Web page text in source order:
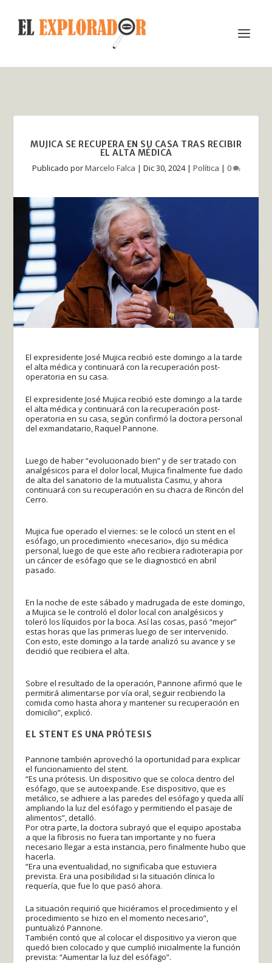
MUJICA SE RECUPERA EN SU CASA TRAS RECIBIR
EL ALTA MÉDICA
Publicado porMarcelo Falca | Dic 30, 2024| Política | 0
El expresidente José Mujica recibió este domingo a la tarde
el alta médica y continuará con la recuperación post-
operatoria en su casa.
El expresidente José Mujica recibió este domingo a la tarde
el alta médica y continuará con la recuperación post-
operatoria en su casa, según confirmó la doctora personal
del exmandatario, Raquel Pannone.
Luego de haber “evolucionado bien” y de ser tratado con
analgésicos para el dolor local, Mujica finalmente fue dado
de alta del sanatorio de la mutualista Casmu, y ahora
continuará con su recuperación en su chacra de Rincón del
Cerro.
Mujica fue operado el viernes: se le colocó un stent en el
esófago, un procedimiento «necesario», dijo su médica
personal, luego de que este año recibiera radioterapia por
un cáncer de esófago que se le diagnosticó en abril
pasado.
En la noche de este sábado y madrugada de este domingo,
a Mujica se le controló el dolor local con analgésicos y
toleró los líquidos por la boca. Así las cosas, pasó “mejor”
estas horas que las primeras luego de ser intervenido.
Con esto, este domingo a la tarde analizó su avance y se
decidió que recibiera el alta.
Sobre el resultado de la operación, Pannone afirmó que le
permitirá alimentarse por vía oral, seguir recibiendo la
comida como hasta ahora y mantener su recuperación en
domicilio”, explicó.
EL STENT ES UNA PRÓTESIS
Pannone también aprovechó la oportunidad para explicar
el funcionamiento del stent.
“Es una prótesis. Un dispositivo que se coloca dentro del
esófago, que se autoexpande. Ese dispositivo, que es
metálico, se adhiere a las paredes del esófago y queda allí
ampliando la luz del esófago y permitiendo el pasaje de
alimentos”, detalló.
Por otra parte, la doctora subrayó que el equipo apostaba
a que la fibrosis no fuera tan importante y no fuera
necesario llegar a esta instancia, pero finalmente hubo que
hacerla.
“Era una eventualidad, no significaba que estuviera
prevista. Era una posibilidad si la situación clínica lo
requería, que fue lo que pasó ahora.
La situación requirió que hiciéramos el procedimiento y el
procedimiento se hizo en el momento necesario”,
puntualizó Pannone.
También contó que al colocar el dispositivo ya vieron que
quedó bien colocado y que cumplió inicialmente la función
prevista: “Aumentar la luz del esófago”.